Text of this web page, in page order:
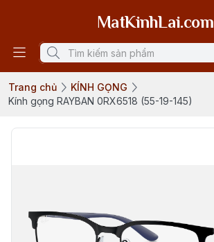
MatKinhLai.com
Trang chủ
KÍNH GỌNG
Kính gọng RAYBAN 0RX6518 (55-19-145)